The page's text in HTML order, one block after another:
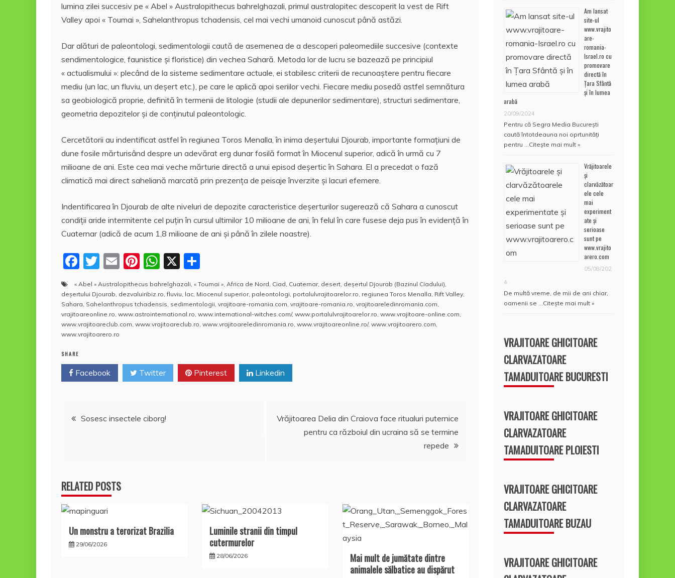
lumina zilei succesiv pe « Abel » Australopithecus bahrelghazali, primul australopitec descoperit la vest de Rift
Valley apoi « Toumai », Sahelanthropus tchadensis, cel mai vechi umanoid cunoscut până astăzi.
Dar alături de paleontologi, sedimentologii caută de asemenea de a descoperi paleomediile succesive (contexte
sendimentologice, faunistice şi floristice) din vechea Sahară. Metoda lor de lucru se bazează pe principiul
« actualismului »: plecând de la sisteme sedimentare actuale, ei stabilesc criterii de recunoaştere pentru fiecare
mediu (un lac, un fluviu, un deşert etc.), pe care le aplică apoi seriilor vechi. Fiecare mediu posedă astfel semnătura
sa geobiologică proprie, definită în termenii de litologie (studii ale depunerilor sedimentare), structuri sedimentare,
geometria depozitelor şi de conţinutul paleontologic.
Cercetătorii au indentificat astfel în regiunea Toros Menalla, în inima deşertului Djourab, importante formaţiuni de
dune fosile mărturisând despre un adevărat erg dunar fosilă format în Miocenul superior, adică în urmă cu 7
milioane de ani. Este cea mai veche mărturie directă a unui episod deşertic în Sahara. El a precedat o fază
climatică mai direct saheliană marcată prin prezenţa de peisaje înverzite şi lacuri efemere.
Indentificarea în Djourab de alte niveluri de depozite caracteristice deşerturilor sugerează că Sahara a cunoscut
condiţii aride intermitente cel puţin în cursul ultimilor 10 milioane de ani, în felul în care fusese deja pus în evidenţă în
Cuaternar (adică de acum 1,8 milioane de ani şi până în zilele noastre).
F
a
c
e
b
o
k
T
w
itt
er
E
m
ai
l
Pi
nt
er
e
st
W
h
at
s
A
X
a
rt
aj
e
ă
« Abel » Australopithecus bahrelghazali « Toumai » Africa de Nord Ciad Cuaternar, desert deşertul Djourab (Bazinul Ciadului)
deşertului Djourab dezvaluiribiz.ro ,fluviu lac Miocenul superior, paleontologi portalulvrajitoarelor.ro regiunea Toros Menalla Rift Valley
Sahara Sahelanthropus tchadensis sedimentologii vrajitoare-romania.com vrajitoare-romania.ro vrajitoareledinromania.com
vrajitoareonline.ro www.astrointernational.ro www.international-witches.com/, www.portalulvrajitoarelor.ro www.vrajitoare-online.com
www.vrajitoareclub.com www.vrajitoareclub.ro www.vrajitoareledinromania.ro www.vrajitoareonline.ro/, www.vrajitoarero.com
www.vrajitoarero.ro
SHARE
Facebook Twitter Pinterest Linkedin
Navigare
Sosesc insectele ciborg!
Vrăjitoarea Delia din Craiova face ritualuri puternice
pentru ca războiul din ucraina să se termine
repede
RELATED POSTS
Un monstru a terorizat Brazilia
29/06/2026
Luminile stranii din timpul
cutermurelor
28/06/2026
Mai mult de jumătate dintre
animalele sălbatice au dispărut
Am lansat
site-ul
www.vrajito
are-
romania-
Israel.ro cu
promovare
directă în
Țara Sfântă
și în lumea
arabă
20/09/2024
Pentru că Segra Media București
caută întotdeauna noi oprtunități
pentru … Citește mai mult »
Vrăjitoarele
și
clarvăzătoar
ele cele
mai
experiment
ate și
serioase
sunt pe
www.vrajito
arero.com
05/08/202
4
De multă vreme, de mii de ani chiar,
oamenii se … Citește mai mult »
VRAJITOARE GHICITOARE
CLARVAZATOARE
TAMADUITOARE BUCURESTI
VRAJITOARE GHICITOARE
CLARVAZATOARE
TAMADUITOARE PLOIESTI
VRAJITOARE GHICITOARE
CLARVAZATOARE
TAMADUITOARE BUZAU
VRAJITOARE GHICITOARE